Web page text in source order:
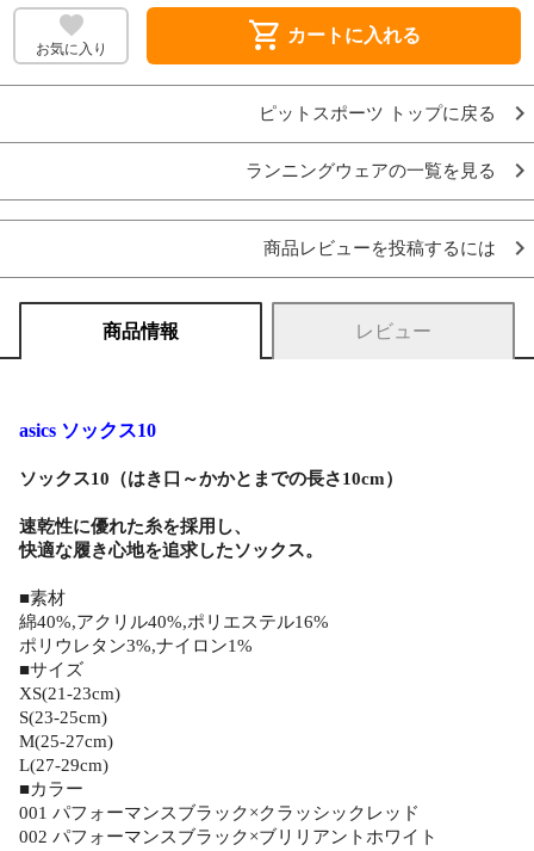
お気に入り shopping_cart カートに入れる
ピットスポーツ トップに戻る
ランニングウェアの一覧を見る
商品レビューを投稿するには
商品情報 レビュー
asics ソックス10
ソックス10（はき口～かかとまでの長さ10cm）
速乾性に優れた糸を採用し、
快適な履き心地を追求したソックス。
■素材
綿40%,アクリル40%,ポリエステル16%
ポリウレタン3%,ナイロン1%
■サイズ
XS(21-23cm)
S(23-25cm)
M(25-27cm)
L(27-29cm)
■カラー
001 パフォーマンスブラック×クラッシックレッド
002 パフォーマンスブラック×ブリリアントホワイト